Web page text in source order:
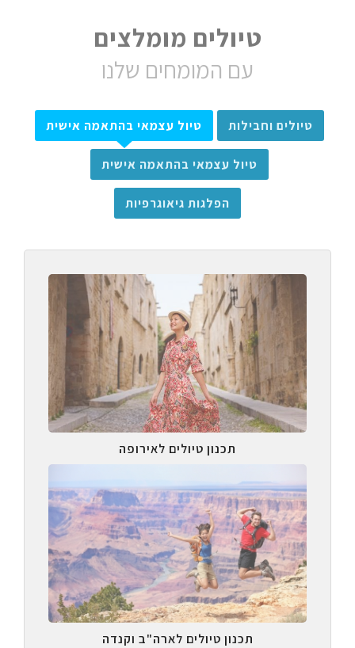
טיולים מומלצים
עם המומחים שלנו
טיולים וחבילות טיול עצמאי בהתאמה אישית
טיול עצמאי בהתאמה אישית
הפלגות גיאוגרפיות
תכנון טיולים לאירופה
תכנון טיולים לארה"ב וקנדה